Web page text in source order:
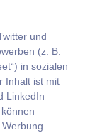
und
(z. B.
in sozialen
Inhalt ist mit
LinkedIn